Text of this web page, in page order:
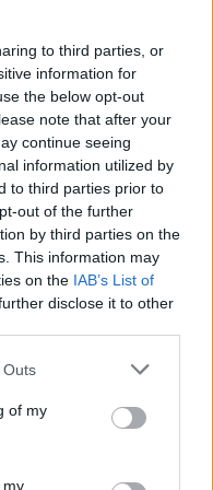
to third parties, or
information for
the below opt-out
note that after your
continue seeing
information utilized by
to third parties prior to
out of the further
by third parties on the
This information may
on the IAB’s List of
disclose it to other
one or more Google
You may click to
its third-party tags to
in below Google
Outs
of my
my
che ha ferito il
rosso ma non
DEGLI AGENTI
del Pd, a
vince